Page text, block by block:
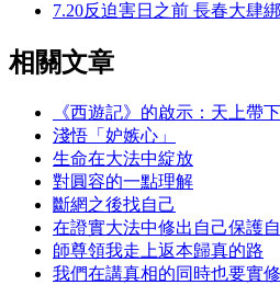
7.20反迫害日之前 長春大肆
相關文章
《西遊記》的啟示：天上帶
淺悟「妒嫉心」
生命在大法中綻放
對圓容的一點理解
斷網之後找自己
在證實大法中修出自己保護
師尊領我走上返本歸真的路
我們在講真相的同時也要實修